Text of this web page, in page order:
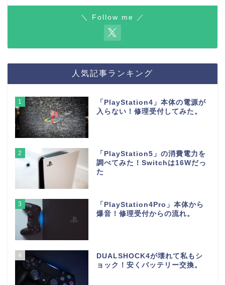
＼ Follow me ／
人気記事ランキング
1
「PlayStation4」本体の電源が
入らない！修理受付してみた。
2
「PlayStation5」の消費電力を
調べてみた！Switchは16Wだっ
た
3
「PlayStation4Pro」本体から
爆音！修理受付からの流れ。
4
DUALSHOCK4が壊れて私もシ
ョック！安くバッテリー交換。